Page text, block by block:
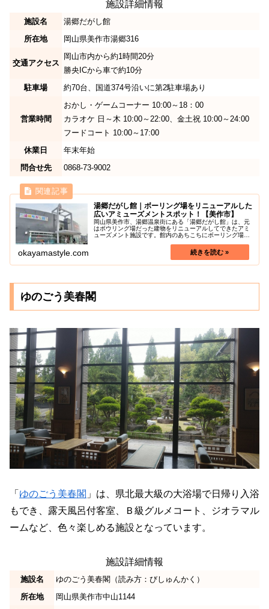
施設詳細情報
施設名
湯郷だがし館
所在地
岡山県美作市湯郷316
交通アクセス
岡山市内から約1時間20分
勝央ICから車で約10分
駐車場
約70台、国道374号沿いに第2駐車場あり
営業時間
おかし・ゲームコーナー 10:00～18：00
カラオケ 日～木 10:00～22:00、金土祝 10:00～24:00
フードコート 10:00～17:00
休業日
年末年始
問合せ先
0868-73-9002
湯郷だがし館｜ボーリング場をリニューアルした
広いアミューズメントスポット！【美作市】
岡山県美作市、湯郷温泉街にある「湯郷だがし館」は、元
はボウリング場だった建物をリニューアルしてできたアミ
ューズメント施設です。館内のあちこちにボーリング場の
キッズスペース、フードコート、二...
okayamastyle.com
ゆのごう美春閣
「 ゆのごう美春閣 」は、県北最大級の大浴場で日帰り入浴
もでき、露天風呂付客室、Ｂ級グルメコート、ジオラマル
ームなど、色々楽しめる施設となっています。
施設詳細情報
施設名
ゆのごう美春閣（読み方：びしゅんかく）
所在地
岡山県美作市中山1144